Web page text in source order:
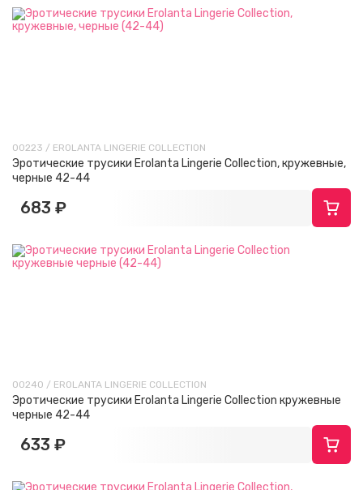
00223 / EROLANTA LINGERIE COLLECTION
Эротические трусики Erolanta Lingerie Collection, кружевные,
черные 42-44
683 ₽
00240 / EROLANTA LINGERIE COLLECTION
Эротические трусики Erolanta Lingerie Collection кружевные
черные 42-44
633 ₽